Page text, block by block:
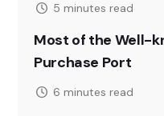
5 minutes read
Most of the Well-
Purchase Port
6 minutes read